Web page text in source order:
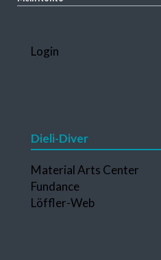
überspringen
Login
Dieli-Diver
Navigation
überspringen
Material Arts Center
Fundance
Löffler-Web